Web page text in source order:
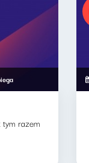
tym razem